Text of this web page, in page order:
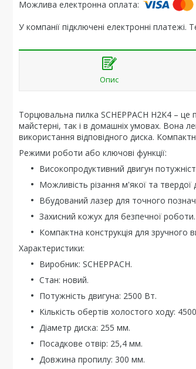
У компанії підключені електронні
Опис
Торцювальна пилка SCHEPPACH H2K4 – це
майстерні, так і в домашніх умовах. Вона
використання відповідного диска.
Режими роботи або ключові функції:
Високопродуктивний двигун
Можливість різання м'якої та
Вбудований лазер для точного
Захисний кожух для безпечної роботи.
Компактна конструкція для
Характеристики:
Виробник: SCHEPPACH.
Стан: новий.
Потужність двигуна: 2500 Вт.
Кількість обертів холостого ходу:
Діаметр диска: 255 мм.
Посадкове отвір: 25,4 мм.
Довжина пропилу: 300 мм.